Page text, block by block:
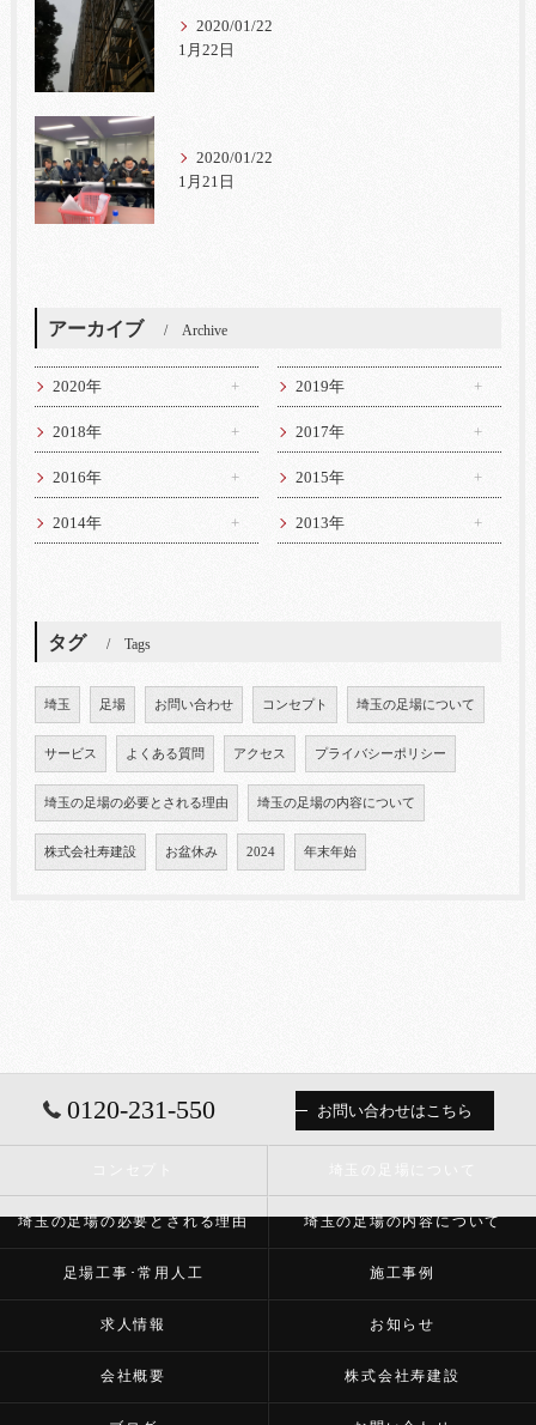
2020/01/22
1月22日
2020/01/22
1月21日
アーカイブ Archive
2020年 2019年
2018年 2017年
2016年 2015年
2014年 2013年
タグ Tags
埼玉 足場 お問い合わせ コンセプト 埼玉の足場について
サービス よくある質問 アクセス プライバシーポリシー
埼玉の足場の必要とされる理由 埼玉の足場の内容について
株式会社寿建設 お盆休み 2024 年末年始
0120-231-550 お問い合わせはこちら
埼玉の足場の必要とされる理由 埼玉の足場の内容について
足場工事･常用人工 施工事例
求人情報 お知らせ
会社概要 株式会社寿建設